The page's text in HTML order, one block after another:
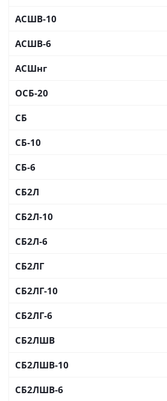
АСШВ-10
АСШВ-6
АСШнг
ОСБ-20
СБ
СБ-10
СБ-6
СБ2Л
СБ2Л-10
СБ2Л-6
СБ2ЛГ
СБ2ЛГ-10
СБ2ЛГ-6
СБ2ЛШВ
СБ2ЛШВ-10
СБ2ЛШВ-6